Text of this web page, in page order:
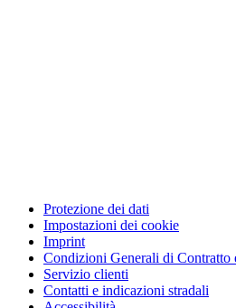
Protezione dei dati
Impostazioni dei cookie
Imprint
Condizioni Generali di Contratto
Servizio clienti
Contatti e indicazioni stradali